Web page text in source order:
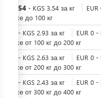
3.54 - KGS 3.54 за кг EUR
при весе до 100 кг
- KGS 2.93 за кг EUR 0 -
при весе от 100 кг до 200 кг
- KGS 2.63 за кг EUR 0 -
при весе от 200 кг до 300 кг
- KGS 2.43 за кг EUR 0 -
при весе от 300 кг до 400 кг